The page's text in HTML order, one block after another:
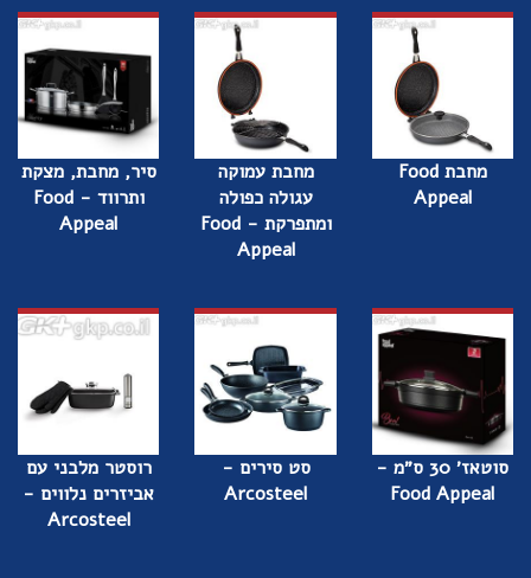
מחבת Food
Appeal
מחבת עמוקה
עגולה כפולה
ומתפרקת - Food
Appeal
סיר, מחבת, מצקת
ותרווד - Food
Appeal
סוטאז׳ 30 ס״מ -
Food Appeal
סט סירים -
Arcosteel
רוסטר מלבני עם
אביזרים נלווים -
Arcosteel